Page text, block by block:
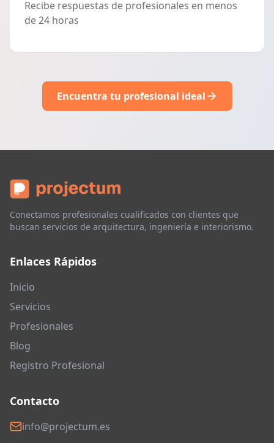
Recibe respuestas de profesionales en menos
de 24 horas
Encuentra tu profesional ideal
Conectamos profesionales cualificados con clientes que
buscan servicios de arquitectura, ingeniería e interiorismo.
Enlaces Rápidos
Inicio
Servicios
Profesionales
Blog
Registro Profesional
Contacto
info@projectum.es